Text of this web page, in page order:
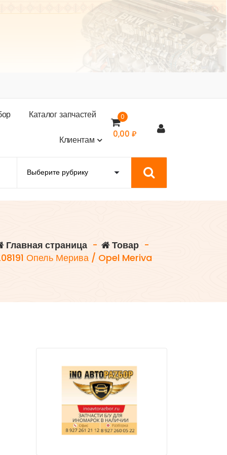
ор Каталогзапчастей
Клиентам
0
0,00 ₽
Главная страница - Товар -
Опель Мерива / Opel Meriva